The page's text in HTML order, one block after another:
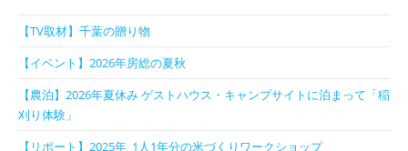
【TV取材】千葉の贈り物
【イベント】2026年房総の夏秋
【農泊】2026年夏休み ゲストハウス・キャンプサイトに泊まって「稲
刈り体験」
【リポート】2025年_1人1年分の米づくりワークショップ